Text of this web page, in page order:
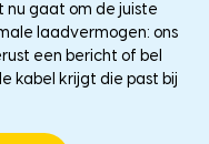
nu gaat om de juiste
laadvermogen: ons
een bericht of bel
kabel krijgt die past bij